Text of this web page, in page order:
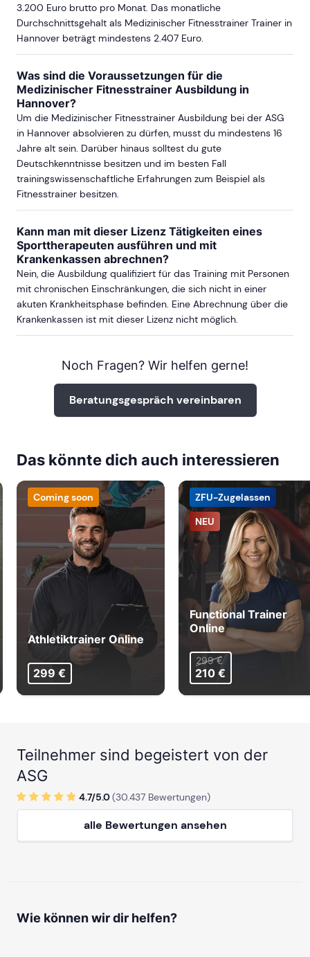
3.200 Euro brutto pro Monat. Das monatliche
Durchschnittsgehalt als Medizinischer Fitnesstrainer Trainer in
Hannover beträgt mindestens 2.407 Euro.
Was sind die Voraussetzungen für die
Medizinischer Fitnesstrainer Ausbildung in
Hannover?
Um die Medizinischer Fitnesstrainer Ausbildung bei der ASG
in Hannover absolvieren zu dürfen, musst du mindestens 16
Jahre alt sein. Darüber hinaus solltest du gute
Deutschkenntnisse besitzen und im besten Fall
trainingswissenschaftliche Erfahrungen zum Beispiel als
Fitnesstrainer besitzen.
Kann man mit dieser Lizenz Tätigkeiten eines
Sporttherapeuten ausführen und mit
Krankenkassen abrechnen?
Nein, die Ausbildung qualifiziert für das Training mit Personen
mit chronischen Einschränkungen, die sich nicht in einer
akuten Krankheitsphase befinden. Eine Abrechnung über die
Krankenkassen ist mit dieser Lizenz nicht möglich.
Noch Fragen? Wir helfen gerne!
Beratungsgespräch vereinbaren
Das könnte dich auch interessieren
Coming soon
Athletiktrainer Online
299 €
NEU
ZFU-Zugelassen
Functional Trainer
Online
299 €
210 €
Teilnehmer sind begeistert von der
ASG
4.7/5.0(30.437 Bewertungen)
alle Bewertungen ansehen
Wie können wir dir helfen?